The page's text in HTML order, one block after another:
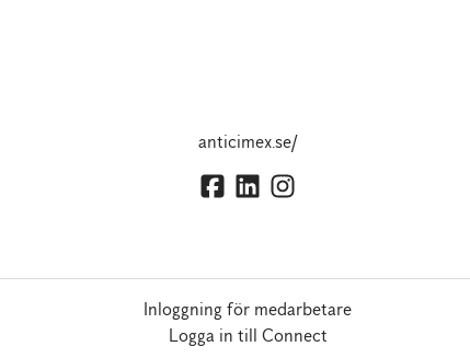
anticimex.se/
Inloggning för medarbetare
Logga in till Connect